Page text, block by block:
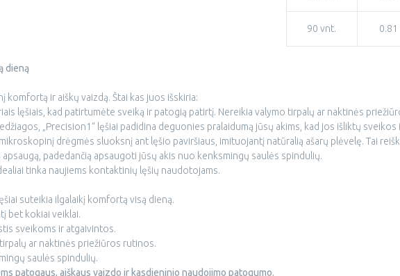
90 vnt. 0.81
dieną
komfortą ir aiškų vaizdą. Štai kas juos išskiria:
lęšiais, kad patirtumėte sveiką ir patogią patirtį. Nereikia valymo tirpalų ar naktinės
„Precision1“ lęšiai padidina deguonies pralaidumą jūsų akims, kad jos išliktų sveikos
drėgmės sluoksnį ant lęšio paviršiaus, imituojantį natūralią ašarų plėvelę. Tai
apsaugą, padedančią apsaugoti jūsų akis nuo kenksmingų saulės spindulių.
tinka naujiems kontaktinių lęšių naudotojams.
suteikia ilgalaikį komfortą visą dieną.
bet kokiai veiklai.
sveikoms ir atgaivintos.
ar naktinės priežiūros rutinos.
saulės spindulių.
patogaus, aiškaus vaizdo ir kasdieninio naudojimo patogumo.